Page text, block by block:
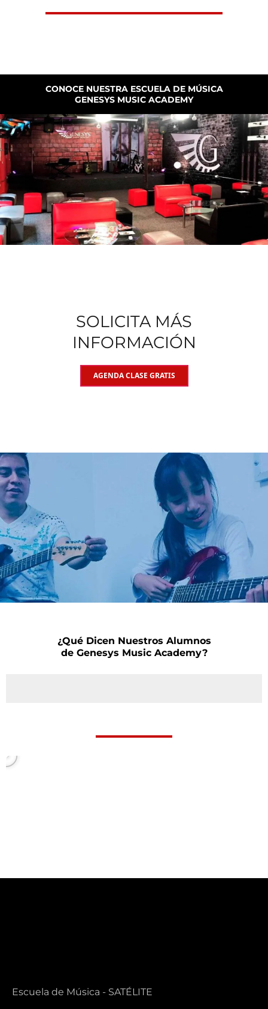
CONOCE NUESTRA ESCUELA DE MÚSICA
GENESYS MUSIC ACADEMY
SOLICITA MÁS
INFORMACIÓN
AGENDA CLASE GRATIS
¿Qué Dicen Nuestros Alumnos
de Genesys Music Academy?
Escuela de Música - SATÉLITE